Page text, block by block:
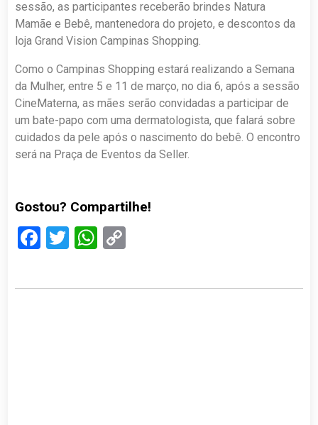
sessão, as participantes receberão brindes Natura
Mamãe e Bebê, mantenedora do projeto, e descontos da
loja Grand Vision Campinas Shopping.
Como o Campinas Shopping estará realizando a Semana
da Mulher, entre 5 e 11 de março, no dia 6, após a sessão
CineMaterna, as mães serão convidadas a participar de
um bate-papo com uma dermatologista, que falará sobre
cuidados da pele após o nascimento do bebê. O encontro
será na Praça de Eventos da Seller.
Gostou? Compartilhe!
Facebook
TwitterWhatsApp